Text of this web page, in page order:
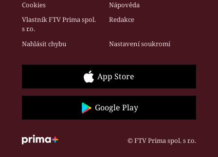
Cookies
Nápověda
Vlastník FTV Prima spol.
s r.o.
Redakce
Nahlásit chybu Nastavení soukromí
App Store
Google Play
© FTV Prima spol. s r.o.